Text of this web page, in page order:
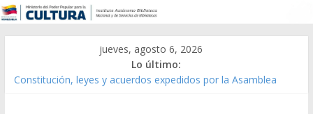
jueves, agosto 6, 2026
Lo último:
Constitución, leyes y acuerdos expedidos por la Asamblea